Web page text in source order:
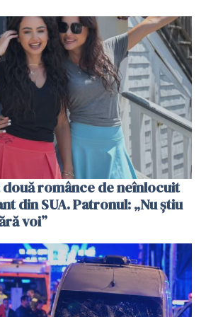
două românce de neînlocuit
din SUA. Patronul: „Nu știu
voi”